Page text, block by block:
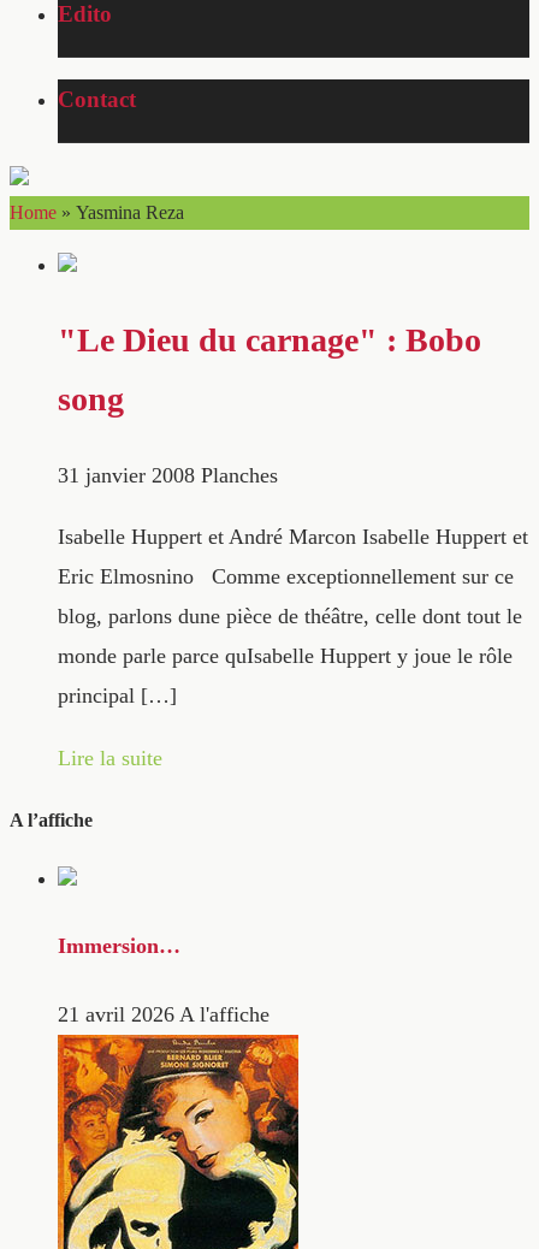
Edito
Contact
Home » Yasmina Reza
"Le Dieu du carnage" : Bobo
song
31 janvier 2008 Planches
Isabelle Huppert et André Marcon Isabelle Huppert et
Eric Elmosnino Comme exceptionnellement sur ce
blog, parlons dune pièce de théâtre, celle dont tout le
monde parle parce quIsabelle Huppert y joue le rôle
principal […]
Lire la suite
A l’affiche
Immersion…
21 avril 2026 A l'affiche